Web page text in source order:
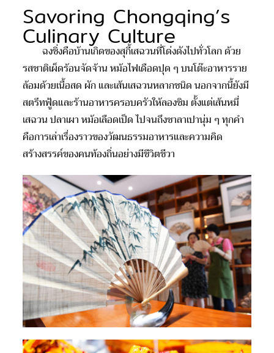
Savoring Chongqing’s
Culinary Culture
ฉงชิ่งคือบ้านเกิดของสุกี้เสฉวนที่โด่งดังไปทั่วโลก ด้วย
รสชาติเผ็ดร้อนจัดจ้าน หม้อไฟเดือดปุด ๆ บนโต๊ะอาหารราย
ล้อมด้วยเนื้อสด ผัก และเส้นเสฉวนหลากชนิด นอกจากนี้ยังมี
สตรีทฟู้ดและร้านอาหารครอบครัวให้ลองชิม ตั้งแต่เส้นหมี่
เสฉวน ปลาเผา หม้อเลือดเป็ด ไปจนถึงซาลาเปานุ่ม ๆ ทุกคำ
คือการเล่าเรื่องราวของวัฒนธรรมอาหารและความคิด
สร้างสรรค์ของคนท้องถิ่นอย่างมีชีวิตชีวา